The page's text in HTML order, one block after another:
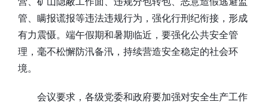
管、瞒报谎报等违法违规行为，强化行刑纪衔接，形成
有力震慑。端午假期和暑期临近，要强化公共安全管
理，毫不松懈防汛备汛，持续营造安全稳定的社会环
境。
会议要求，各级党委和政府要加强对安全生产工作